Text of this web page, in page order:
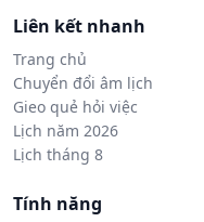
Liên kết nhanh
Trang chủ
Chuyển đổi âm lịch
Gieo quẻ hỏi việc
Lịch năm 2026
Lịch tháng 8
Tính năng